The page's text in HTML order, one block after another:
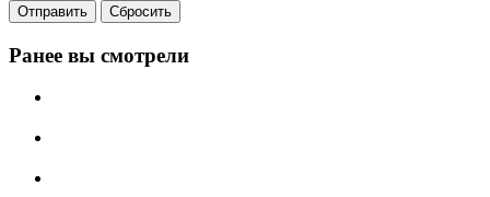
Отправить Сбросить
Ранее вы смотрели